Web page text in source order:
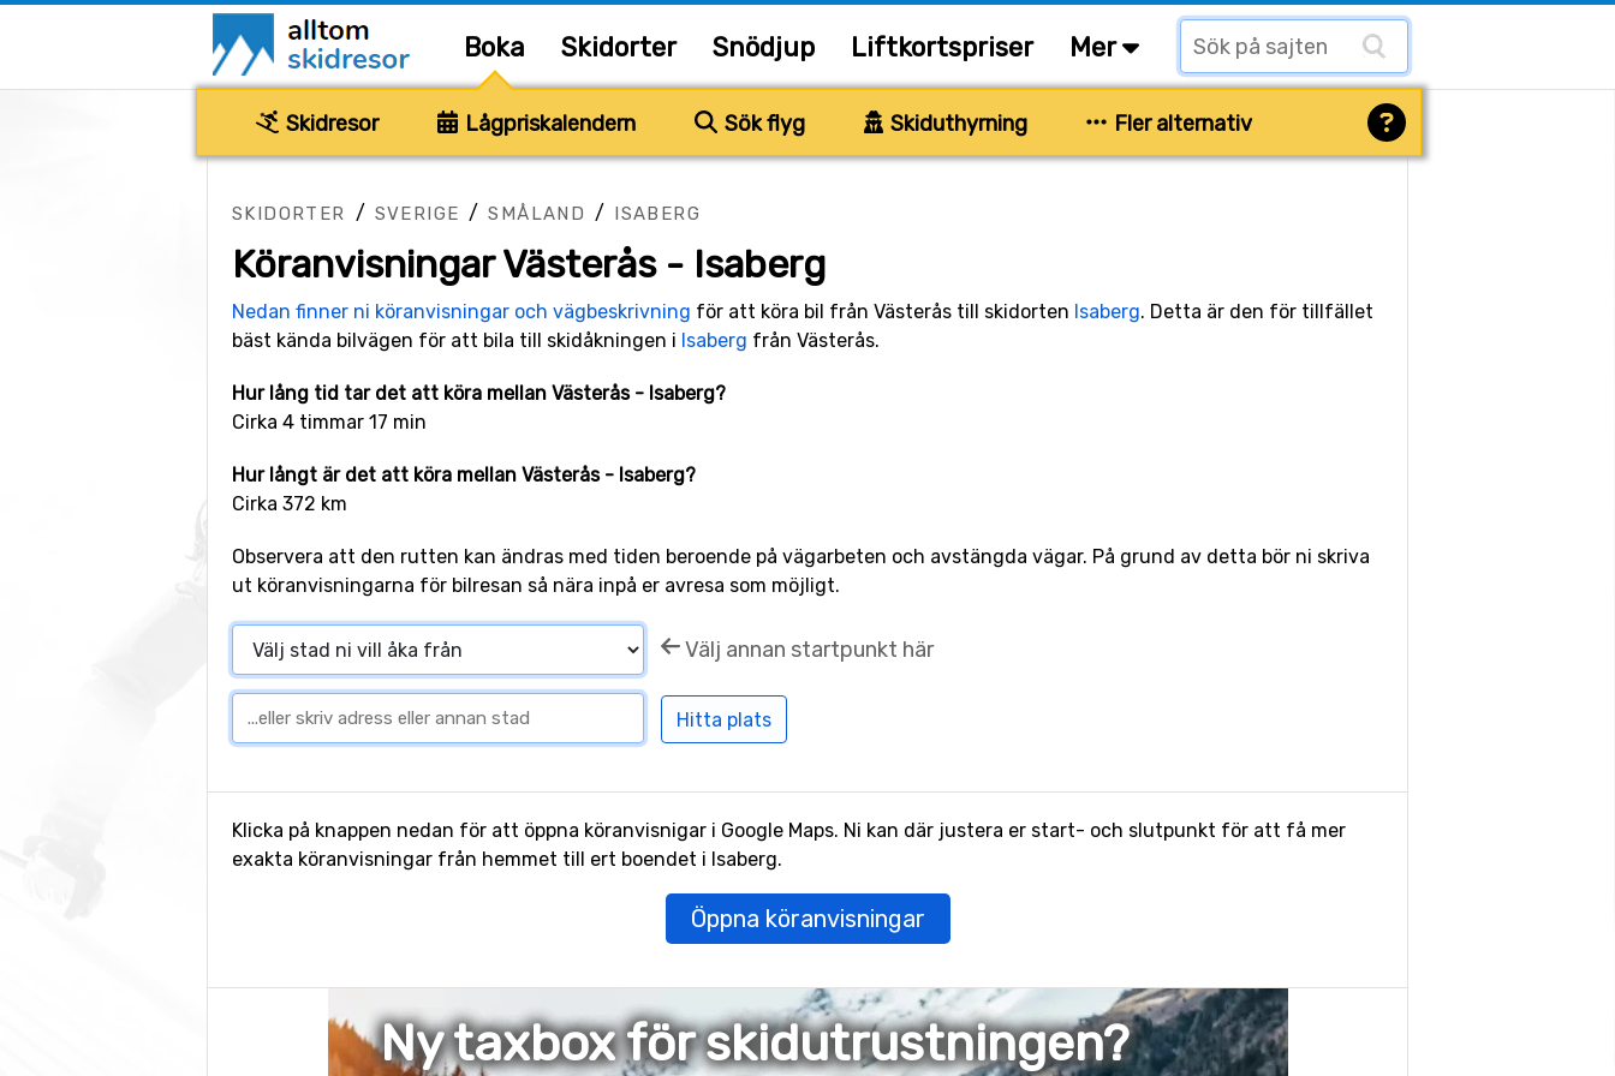
Boka Skidorter Snödjup Liftkortspriser Mer
Skidresor Lågpriskalendern Sök flyg Skiduthyrning Fler alternativ
SKIDORTER / SVERIGE /SMÅLAND / ISABERG
Köranvisningar Västerås - Isaberg
Nedan finner ni köranvisningar och vägbeskrivning för att köra bil från Västerås till skidorten Isaberg. Detta är den för tillfället
bäst kända bilvägen för att bila till skidåkningen i Isaberg från Västerås.
Hur lång tid tar det att köra mellan Västerås - Isaberg?
Cirka 4 timmar 17 min
Hur långt är det att köra mellan Västerås - Isaberg?
Cirka 372 km
Observera att den rutten kan ändras med tiden beroende på vägarbeten och avstängda vägar. På grund av detta bör ni skriva
ut köranvisningarna för bilresan så nära inpå er avresa som möjligt.
Välj annan startpunkt här
Klicka på knappen nedan för att öppna köranvisnigar i Google Maps. Ni kan där justera er start- och slutpunkt för att få mer
exakta köranvisningar från hemmet till ert boendet i Isaberg.
Öppna köranvisningar
Ny taxbox för skidutrustningen?